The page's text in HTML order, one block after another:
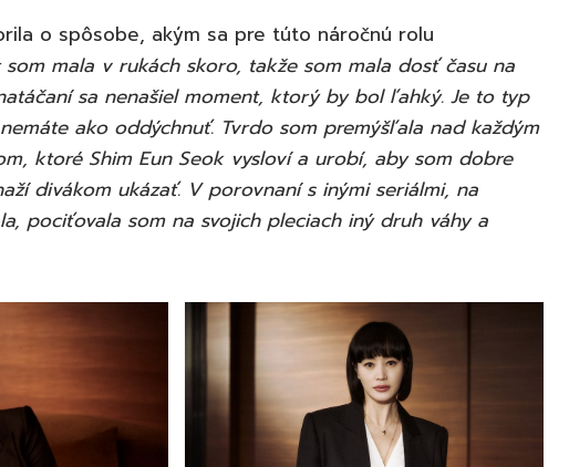
o spôsobe, akým sa pre túto náročnú rolu
som mala v rukách skoro, takže som mala dosť času na
sa nenašiel moment, ktorý by bol ľahký. Je to typ
ako oddýchnuť. Tvrdo som premýšľala nad každým
ktoré Shim Eun Seok vysloví a urobí, aby som dobre
divákom ukázať. V porovnaní s inými seriálmi, na
pociťovala som na svojich pleciach iný druh váhy a